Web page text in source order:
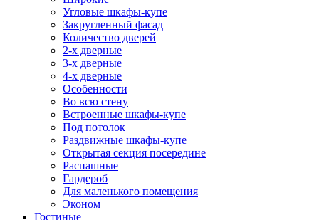
Угловые шкафы-купе
Закругленный фасад
Количество дверей
2-х дверные
3-х дверные
4-х дверные
Особенности
Во всю стену
Встроенные шкафы-купе
Под потолок
Раздвижные шкафы-купе
Открытая секция посередине
Распашные
Гардероб
Для маленького помещения
Эконом
Гостиные